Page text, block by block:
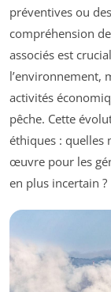
préventives ou
compréhension
associés est
l’environnement,
activités
pêche. Cette
éthiques : quelles
œuvre pour les
en plus incertain ?